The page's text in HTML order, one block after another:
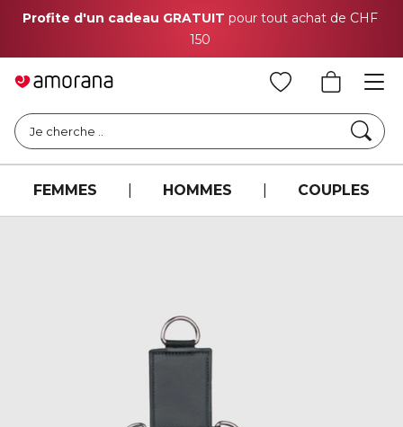
Profite d'un cadeau GRATUIT pour tout achat de CHF
150
Je cherche ..
FEMMES HOMMES COUPLES